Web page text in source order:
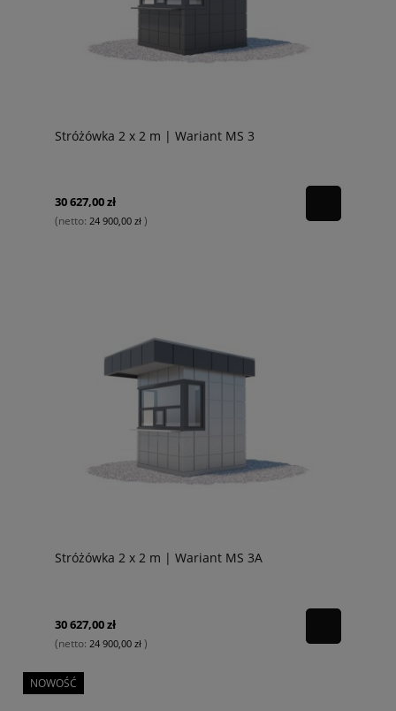
Stróżówka 2 x 2 m | Wariant MS 3
30 627,00 zł
(netto: 24 900,00 zł )
Stróżówka 2 x 2 m | Wariant MS 3A
30 627,00 zł
(netto: 24 900,00 zł )
NOWOŚĆ